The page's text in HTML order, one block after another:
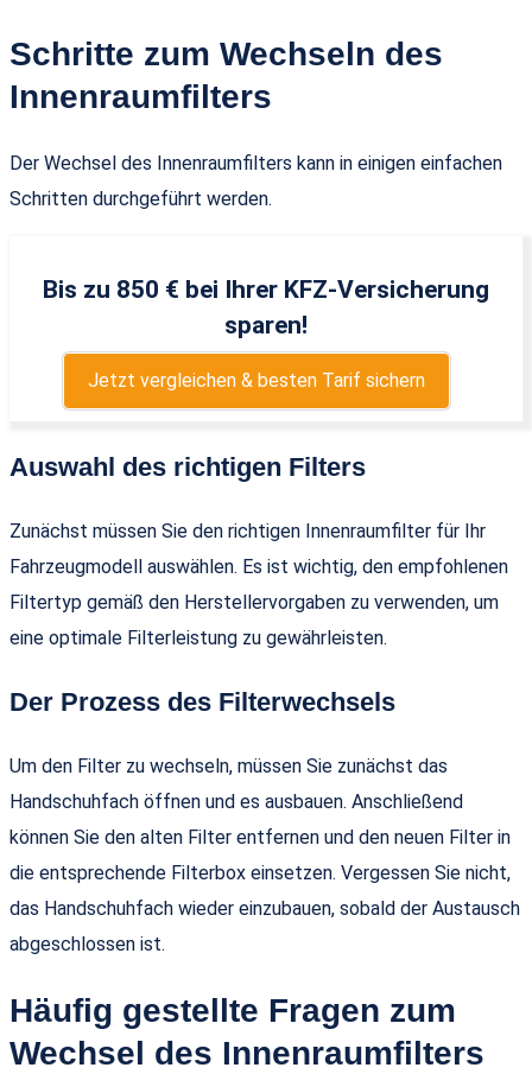
Schritte zum Wechseln des
Innenraumfilters
Der Wechsel des Innenraumfilters kann in einigen einfachen
Schritten durchgeführt werden.
Bis zu 850 € bei Ihrer KFZ-Versicherung
sparen!
Jetzt vergleichen & besten Tarif sichern
Auswahl des richtigen Filters
Zunächst müssen Sie den richtigen Innenraumfilter für Ihr
Fahrzeugmodell auswählen. Es ist wichtig, den empfohlenen
Filtertyp gemäß den Herstellervorgaben zu verwenden, um
eine optimale Filterleistung zu gewährleisten.
Der Prozess des Filterwechsels
Um den Filter zu wechseln, müssen Sie zunächst das
Handschuhfach öffnen und es ausbauen. Anschließend
können Sie den alten Filter entfernen und den neuen Filter in
die entsprechende Filterbox einsetzen. Vergessen Sie nicht,
das Handschuhfach wieder einzubauen, sobald der Austausch
abgeschlossen ist.
Häufig gestellte Fragen zum
Wechsel des Innenraumfilters